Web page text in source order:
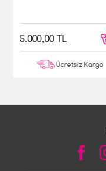
5.000,00 TL
Ücretsiz Kargo